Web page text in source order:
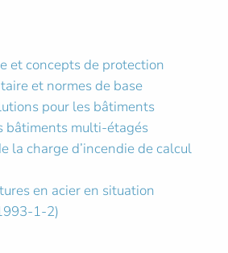
et concepts de protection
et normes de base
pour les bâtiments
bâtiments multi-étagés
la charge d’incendie de calcul
en acier en situation
1-2)